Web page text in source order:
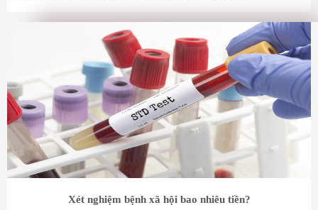
Xét nghiệm bệnh xã hội bao nhiêu tiền?